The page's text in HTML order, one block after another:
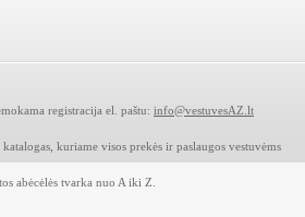
registracija el. paštu: info@vestuvesAZ.lt
kuriame visos prekės ir paslaugos vestuvėms
abėcėlės tvarka nuo A iki Z.